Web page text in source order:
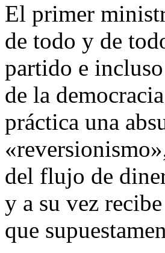
El primer
de todo y de
partido e
de la
práctica una
del flujo de
y a su vez
que